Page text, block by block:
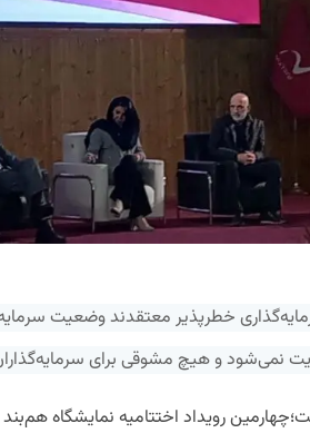
خطرپذیر معتقدند وضعیت
نمی‌شود و هیچ مشوقی برای
رویداد اختتامیه نمایشگاه